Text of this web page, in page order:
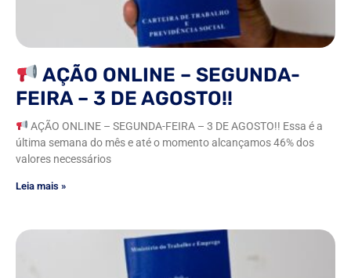
AÇÃO ONLINE – SEGUNDA-
FEIRA – 3 DE AGOSTO!!
AÇÃO ONLINE – SEGUNDA-FEIRA – 3 DE AGOSTO!! Essa é a
última semana do mês e até o momento alcançamos 46% dos
valores necessários
Leia mais »